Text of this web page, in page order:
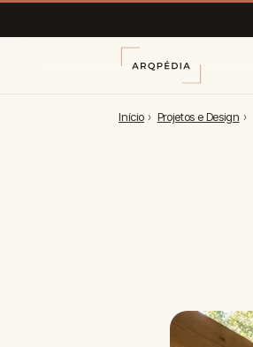
Início › Projetos e Design ›